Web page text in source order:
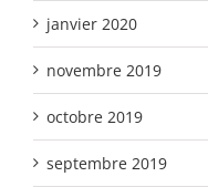
janvier 2020
novembre 2019
octobre 2019
septembre 2019